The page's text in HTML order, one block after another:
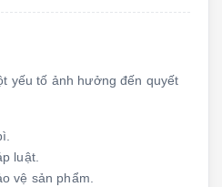
yếu tố ảnh hưởng đến quyết
luật.
vệ sản phẩm.